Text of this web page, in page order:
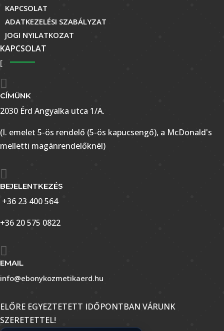
KAPCSOLAT
ADATKEZELÉSI SZABÁLYZAT
JOGI NYILATKOZAT
KAPCSOLAT

CÍMÜNK
2030 Érd Angyalka utca 1/A.
(I. emelet 5-ös rendelő (5-ös kapucsengő), a McDonald's
melletti magánrendelőknél)

BEJELENTKEZÉS
+36 23 400 564
+36 20 575 0822

EMAIL
info@ebonykozmetikaerd.hu
ELŐRE EGYEZTETETT IDŐPONTBAN VÁRUNK
SZERETETTEL!